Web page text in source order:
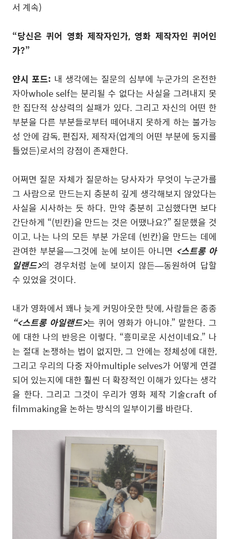
서 계속)
“당신은 퀴어 영화 제작자인가, 영화 제작자인 퀴어인
가?”
얀시 포드: 내 생각에는 질문의 심부에 누군가의 온전한
자아whole self는 분리될 수 없다는 사실을 그려내지 못
한 집단적 상상력의 실패가 있다. 그리고 자신의 어떤 한
부분을 다른 부분들로부터 떼어내지 못하게 하는 불가능
성 안에 감독, 편집자, 제작자(업계의 어떤 부분에 둥지를
틀었든)로서의 강점이 존재한다.
어쩌면 질문 자체가 질문하는 당사자가 무엇이 누군가를
그 사람으로 만드는지 충분히 깊게 생각해보지 않았다는
사실을 시사하는 듯 하다. 만약 충분히 고심했다면 보다
간단하게 “(빈칸)을 만드는 것은 어땠나요?” 질문했을 것
이고, 나는 나의 모든 부분 가운데 (빈칸)을 만드는 데에
관여한 부분을—그것에 눈에 보이든 아니면 <스트롱 아
일랜드>의 경우처럼 눈에 보이지 않든—동원하여 답할
수 있었을 것이다.
내가 영화에서 꽤나 늦게 커밍아웃한 탓에,사람들은 종종
“<스트롱 아일랜드>는 퀴어 영화가 아니야.” 말한다. 그
에 대한 나의 반응은 이렇다. “흥미로운 시선이네요.” 나
는 절대 논쟁하는 법이 없지만, 그 안에는 정체성에 대한,
그리고 우리의 다중 자아multiple selves가 어떻게 연결
되어 있는지에 대한 훨씬 더 확장적인 이해가 있다는 생각
을 한다. 그리고 그것이 우리가 영화 제작 기술craft of
filmmaking을 논하는 방식의 일부이기를 바란다.